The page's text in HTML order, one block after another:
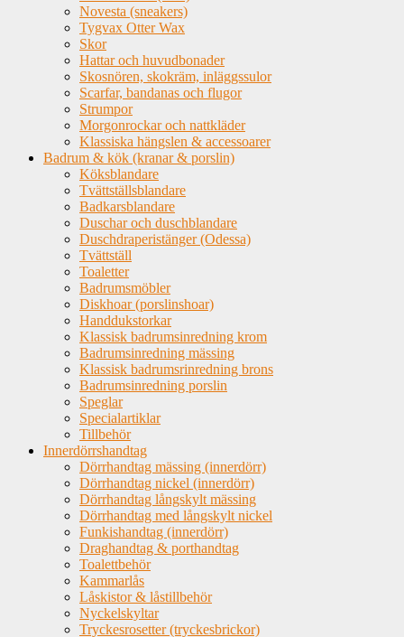
Novesta (sneakers)
Tygvax Otter Wax
Skor
Hattar och huvudbonader
Skosnören, skokräm, inläggssulor
Scarfar, bandanas och flugor
Strumpor
Morgonrockar och nattkläder
Klassiska hängslen & accessoarer
Badrum & kök (kranar & porslin)
Köksblandare
Tvättställsblandare
Badkarsblandare
Duschar och duschblandare
Duschdraperistänger (Odessa)
Tvättställ
Toaletter
Badrumsmöbler
Diskhoar (porslinshoar)
Handdukstorkar
Klassisk badrumsinredning krom
Badrumsinredning mässing
Klassisk badrumsrinredning brons
Badrumsinredning porslin
Speglar
Specialartiklar
Tillbehör
Innerdörrshandtag
Dörrhandtag mässing (innerdörr)
Dörrhandtag nickel (innerdörr)
Dörrhandtag långskylt mässing
Dörrhandtag med långskylt nickel
Funkishandtag (innerdörr)
Draghandtag & porthandtag
Toalettbehör
Kammarlås
Låskistor & låstillbehör
Nyckelskyltar
Tryckesrosetter (tryckesbrickor)